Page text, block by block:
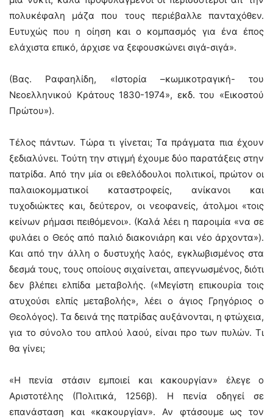
πολυκέφαλη μάζα που τους περιέβαλλε πανταχόθεν.
Ευτυχώς που η οίηση και ο κομπασμός για ένα έπος
ελάχιστα επικό, άρχισε να ξεφουσκώνει σιγά-σιγά».
(Βας. Ραφαηλίδη, «Ιστορία –κωμικοτραγική- του
Νεοελληνικού Κράτους 1830-1974», εκδ. του «Εικοστού
Πρώτου»).
Τέλος πάντων. Τώρα τι γίνεται; Τα πράγματα πια έχουν
ξεδιαλύνει. Τούτη την στιγμή έχουμε δύο παρατάξεις στην
πατρίδα. Από την μία οι εθελόδουλοι πολιτικοί, πρώτoν οι
παλαιοκομματικοί καταστροφείς, ανίκανοι και
τυχοδιώκτες και, δεύτερον, οι νεοφανείς, άτολμοι «τοις
κείνων ρήμασι πειθόμενοι». (Καλά λέει η παροιμία «να σε
φυλάει ο Θεός από παλιό διακονιάρη και νέο άρχοντα»).
Και από την άλλη ο δυστυχής λαός, εγκλωβισμένος στα
δεσμά τους, τους οποίους σιχαίνεται, απεγνωσμένος, διότι
δεν βλέπει ελπίδα μεταβολής. («Μεγίστη επικουρία τοις
ατυχούσι ελπίς μεταβολής», λέει ο άγιος Γρηγόριος ο
Θεολόγος). Τα δεινά της πατρίδας αυξάνονται, η φτώχεια,
για το σύνολο του απλού λαού, είναι προ των πυλών. Τι
θα γίνει;
«Η πενία στάσιν εμποιεί και κακουργίαν» έλεγε ο
Αριστοτέλης (Πολιτικά, 1256β). Η πενία οδηγεί σε
επανάσταση και «κακουργίαν». Αν φτάσουμε ως τον